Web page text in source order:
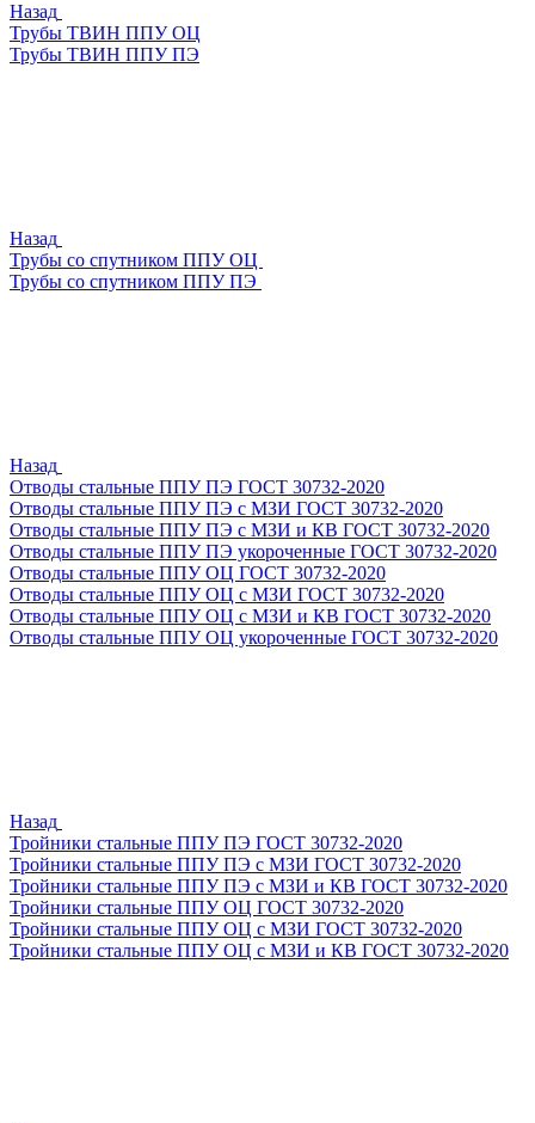
Назад
Трубы ТВИН ППУ ОЦ
Трубы ТВИН ППУ ПЭ
Назад
Трубы со спутником ППУ ОЦ
Трубы со спутником ППУ ПЭ
Назад
Отводы стальные ППУ ПЭ ГОСТ 30732-2020
Отводы стальные ППУ ПЭ с МЗИ ГОСТ 30732-2020
Отводы стальные ППУ ПЭ с МЗИ и КВ ГОСТ 30732-2020
Отводы стальные ППУ ПЭ укороченные ГОСТ 30732-2020
Отводы стальные ППУ ОЦ ГОСТ 30732-2020
Отводы стальные ППУ ОЦ с МЗИ ГОСТ 30732-2020
Отводы стальные ППУ ОЦ с МЗИ и КВ ГОСТ 30732-2020
Отводы стальные ППУ ОЦ укороченные ГОСТ 30732-2020
Назад
Тройники стальные ППУ ПЭ ГОСТ 30732-2020
Тройники стальные ППУ ПЭ с МЗИ ГОСТ 30732-2020
Тройники стальные ППУ ПЭ с МЗИ и КВ ГОСТ 30732-2020
Тройники стальные ППУ ОЦ ГОСТ 30732-2020
Тройники стальные ППУ ОЦ с МЗИ ГОСТ 30732-2020
Тройники стальные ППУ ОЦ с МЗИ и КВ ГОСТ 30732-2020